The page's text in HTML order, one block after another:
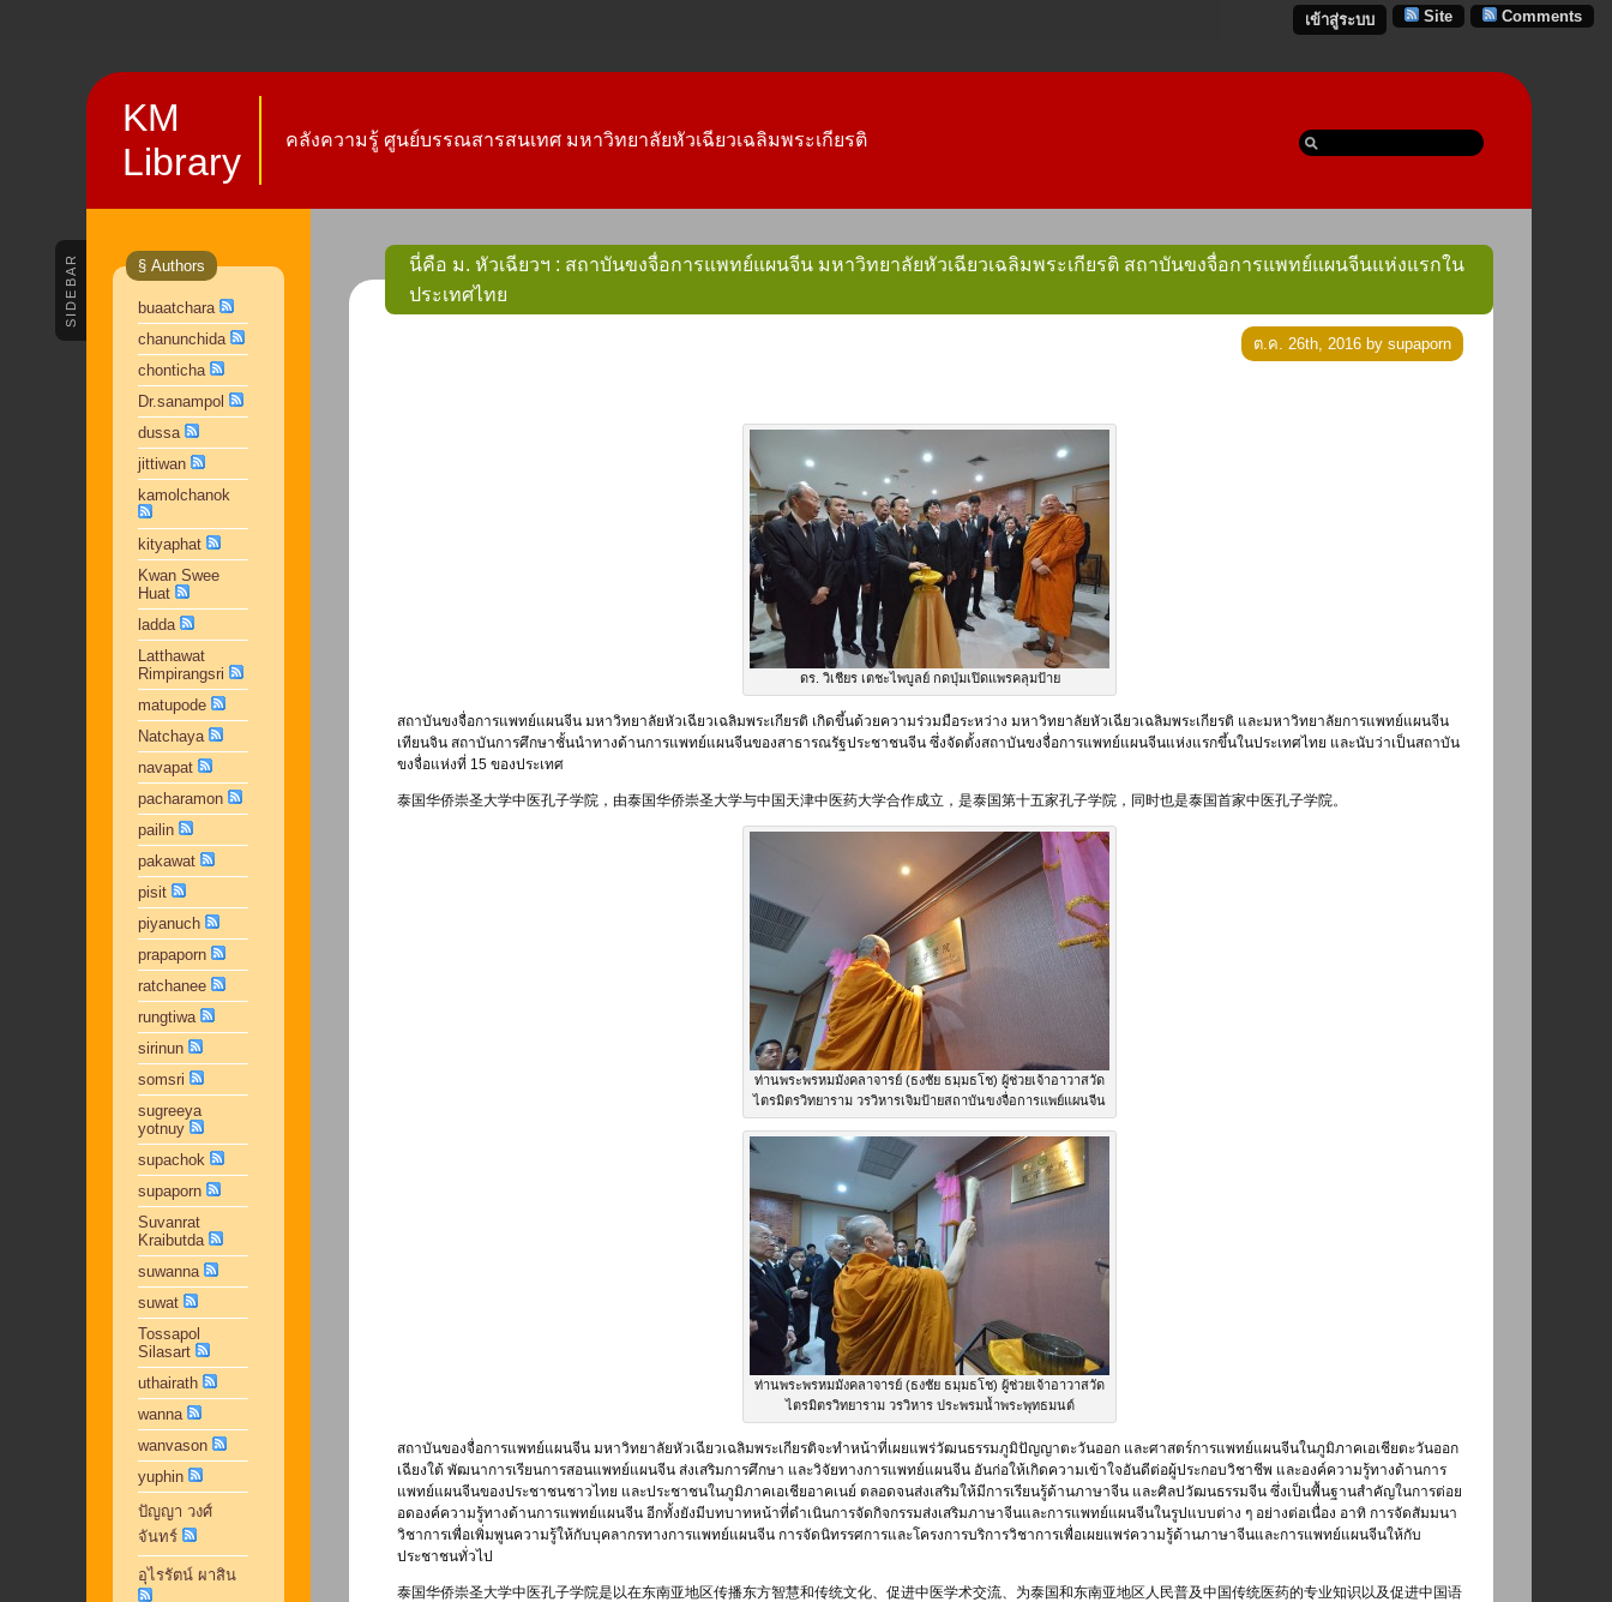
Comments
Site
เข้าสู่ระบบ
KM
Library
คลังความรู้ ศูนย์บรรณสารสนเทศ มหาวิทยาลัยหัวเฉียวเฉลิมพระเกียรติ
SIDEBAR § Authors
buaatchara
chanunchida
chonticha
Dr.sanampol
dussa
jittiwan
kamolchanok
kityaphat
Kwan Swee
Huat
ladda
Latthawat
Rimpirangsri
matupode
Natchaya
navapat
pacharamon
pailin
pakawat
pisit
piyanuch
prapaporn
ratchanee
rungtiwa
sirinun
somsri
sugreeya
yotnuy
supachok
supaporn
Suvanrat
Kraibutda
suwanna
suwat
Tossapol
Silasart
uthairath
wanna
wanvason
yuphin
ปัญญา วงศ์
จันทร์
อุไรรัตน์ ผาสิน
นี่คือ ม. หัวเฉียวฯ : สถาบันขงจื่อการแพทย์แผนจีน มหาวิทยาลัยหัวเฉียวเฉลิมพระเกียรติ สถาบันขงจื่อการแพทย์แผนจีนแห่งแรกใน
ประเทศไทย
ต.ค. 26th, 2016 by supaporn
ดร. วิเชียร เตชะไพบูลย์ กดปุ่มเปิดแพรคลุมป้าย
สถาบันขงจื่อการแพทย์แผนจีน มหาวิทยาลัยหัวเฉียวเฉลิมพระเกียรติ เกิดขึ้นด้วยความร่วมมือระหว่าง มหาวิทยาลัยหัวเฉียวเฉลิมพระเกียรติ และมหาวิทยาลัยการแพทย์แผนจีน
เทียนจิน สถาบันการศึกษาชั้นนำทางด้านการแพทย์แผนจีนของสาธารณรัฐประชาชนจีน ซึ่งจัดตั้งสถาบันขงจื่อการแพทย์แผนจีนแห่งแรกขึ้นในประเทศไทย และนับว่าเป็นสถาบัน
ขงจื่อแห่งที่ 15 ของประเทศ
泰国华侨崇圣大学中医孔子学院，由泰国华侨崇圣大学与中国天津中医药大学合作成立，是泰国第十五家孔子学院，同时也是泰国首家中医孔子学院。
ท่านพระพรหมมังคลาจารย์ (ธงชัย ธมฺมธโช) ผู้ช่วยเจ้าอาวาสวัด
ไตรมิตรวิทยาราม วรวิหารเจิมป้ายสถาบันขงจื่อการแพย์แผนจีน
ท่านพระพรหมมังคลาจารย์ (ธงชัย ธมฺมธโช) ผู้ช่วยเจ้าอาวาสวัด
ไตรมิตรวิทยาราม วรวิหาร ประพรมน้ำพระพุทธมนต์
สถาบันของจื่อการแพทย์แผนจีน มหาวิทยาลัยหัวเฉียวเฉลิมพระเกียรติจะทำหน้าที่เผยแพร่วัฒนธรรมภูมิปัญญาตะวันออก และศาสตร์การแพทย์แผนจีนในภูมิภาคเอเชียตะวันออก
เฉียงใต้ พัฒนาการเรียนการสอนแพทย์แผนจีน ส่งเสริมการศึกษา และวิจัยทางการแพทย์แผนจีน อันก่อให้เกิดความเข้าใจอันดีต่อผู้ประกอบวิชาชีพ และองค์ความรู้ทางด้านการ
แพทย์แผนจีนของประชาชนชาวไทย และประชาชนในภูมิภาคเอเชียอาคเนย์ ตลอดจนส่งเสริมให้มีการเรียนรู้ด้านภาษาจีน และศิลปวัฒนธรรมจีน ซึ่งเป็นพื้นฐานสำคัญในการต่อย
อดองค์ความรู้ทางด้านการแพทย์แผนจีน อีกทั้งยังมีบทบาทหน้าที่ดำเนินการจัดกิจกรรมส่งเสริมภาษาจีนและการแพทย์แผนจีนในรูปแบบต่าง ๆ อย่างต่อเนื่อง อาทิ การจัดสัมมนา
วิชาการเพื่อเพิ่มพูนความรู้ให้กับบุคลากรทางการแพทย์แผนจีน การจัดนิทรรศการและโครงการบริการวิชาการเพื่อเผยแพร่ความรู้ด้านภาษาจีนและการแพทย์แผนจีนให้กับ
ประชาชนทั่วไป
泰国华侨崇圣大学中医孔子学院是以在东南亚地区传播东方智慧和传统文化、促进中医学术交流、为泰国和东南亚地区人民普及中国传统医药的专业知识以及促进中国语